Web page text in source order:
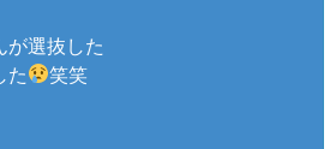
が選抜した
た
笑笑